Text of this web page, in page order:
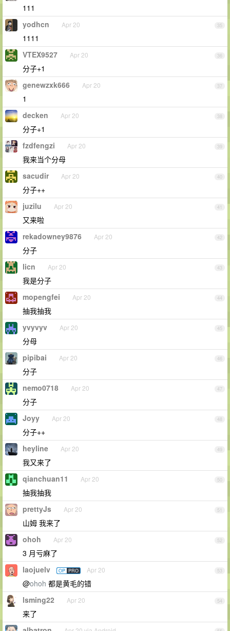
111
35
yodhcn Apr 20
1111
36
VTEX9527 Apr 20
分子+1
37
genewzxk666 Apr 20
1
38
decken Apr 20
分子+1
39
fzdfengzi Apr 20
我来当个分母
40
sacudir Apr 20
分子++
41
juzilu Apr 20
又来啦
42
rekadowney9876 Apr 20
分子
43
licn Apr 20
我是分子
44
mopengfei Apr 20
抽我抽我
45
yvyvyv Apr 20
分母
46
pipibai Apr 20
分子
47
nemo0718 Apr 20
分子
48
Joyy Apr 20
分子++
49
heyline Apr 20
我又来了
50
qianchuan11 Apr 20
抽我抽我
51
prettyJs Apr 20
山姆 我来了
52
ohoh Apr 20
3 月亏麻了
53
laojuelv OP PRO Apr 20
@ohoh 都是黄毛的错
54
lsming22 Apr 20
来了